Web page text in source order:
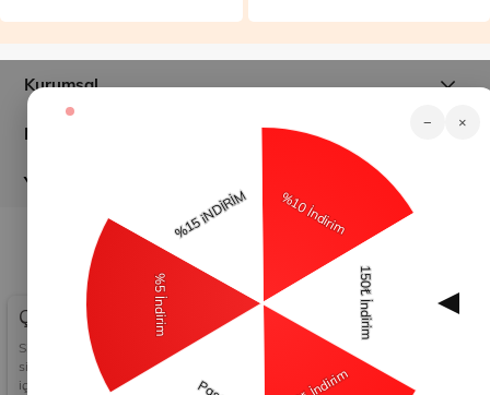
Kurumsal
Müşteri İlişkileri
Yardım
modamihram.com - Tüm Hakları Saklıdır.
Çerez Kullanımı
Sizlere en iyi alışveriş deneyimini sunabilmek adına
sitemizde çerezler(cookies) kullanmaktayız. Detaylı bilgi
için Kvkk sözleşmesini inceleyebilirsiniz.
− ×